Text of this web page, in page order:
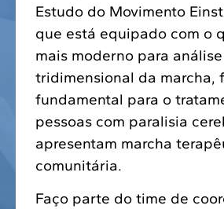
Estudo do Movimento
que está equipado com o
mais moderno para análise
tridimensional da marcha,
fundamental para o
pessoas com paralisia
apresentam marcha
comunitária.
Faço parte do time de